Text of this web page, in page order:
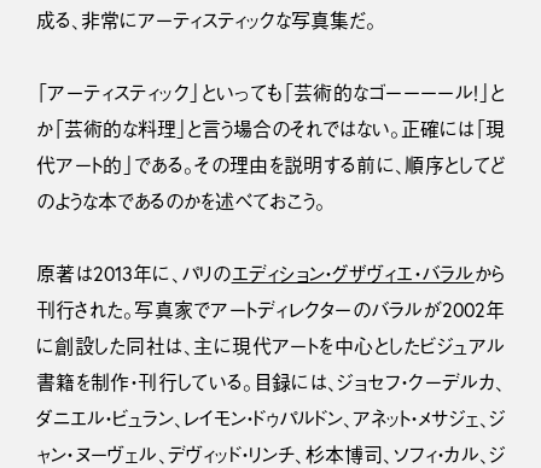
成る、非常にアーティスティックな写真集だ。
「アーティスティック」といっても「芸術的なゴーーーール！」と
か「芸術的な料理」と言う場合のそれではない。正確には「現
代アート的」である。その理由を説明する前に、順序としてど
のような本であるのかを述べておこう。
原著は2013年に、パリのエディション・グザヴィエ・バラルから
刊行された。写真家でアートディレクターのバラルが2002年
に創設した同社は、主に現代アートを中心としたビジュアル
書籍を制作・刊行している。目録には、ジョセフ・クーデルカ、
ダニエル・ビュラン、レイモン・ドゥパルドン、アネット・メサジェ、ジ
ャン・ヌーヴェル、デヴィッド・リンチ、杉本博司、ソフィ・カル、ジ